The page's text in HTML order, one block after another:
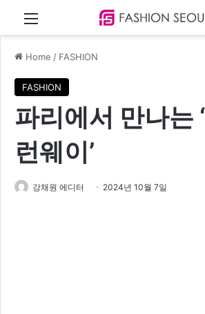
Menu
Home / FASHION
FASHION
파리에서 만나는
런웨이’
강채원 에디터 2024년 10월 7일